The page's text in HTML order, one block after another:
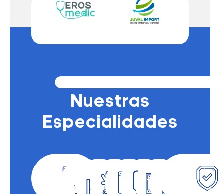
Nuestras
Especialidades